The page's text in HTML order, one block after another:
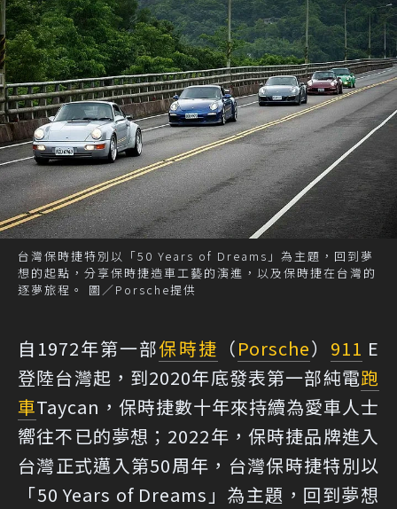
台灣保時捷特別以「50 Years of Dreams」為主題，回到夢
想的起點，分享保時捷造車工藝的演進，以及保時捷在台灣的
逐夢旅程。 圖／Porsche提供
自1972年第一部保時捷 （Porsche） 911 E
登陸台灣起，到2020年底發表第一部純電跑
車Taycan，保時捷數十年來持續為愛車人士
嚮往不已的夢想；2022年，保時捷品牌進入
台灣正式邁入第50周年，台灣保時捷特別以
「50 Years of Dreams」為主題，回到夢想